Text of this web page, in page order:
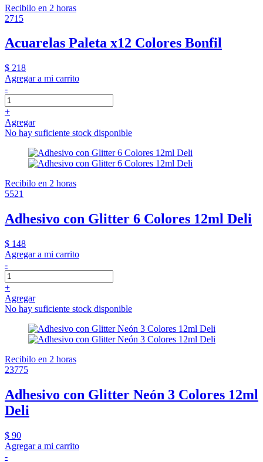
Recibilo en 2 horas
2715
Acuarelas Paleta x12 Colores Bonfil
$ 218
Agregar a mi carrito
-
+
Agregar
No hay suficiente stock disponible
Recibilo en 2 horas
5521
Adhesivo con Glitter 6 Colores 12ml Deli
$ 148
Agregar a mi carrito
-
+
Agregar
No hay suficiente stock disponible
Recibilo en 2 horas
23775
Adhesivo con Glitter Neón 3 Colores 12ml
Deli
$ 90
Agregar a mi carrito
-